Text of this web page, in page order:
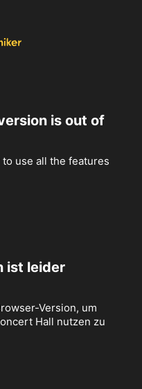
is out of
use all the features
ist leider
Version, um
Hall nutzen zu